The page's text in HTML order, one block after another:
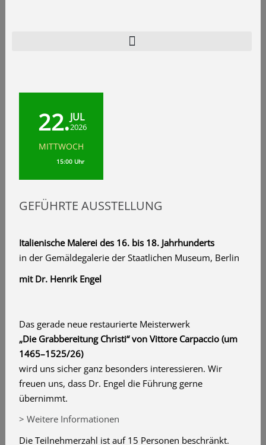
22.JUL
2026
MITTWOCH
15:00 Uhr
GEFÜHRTE AUSSTELLUNG
Italienische Malerei des 16. bis 18. Jahrhunderts
in der Gemäldegalerie der Staatlichen Museum, Berlin
mit Dr. Henrik Engel
Das gerade neue restaurierte Meisterwerk
„Die Grabbereitung Christi“ von Vittore Carpaccio (um
1465–1525/26)
wird uns sicher ganz besonders interessieren. Wir
freuen uns, dass Dr. Engel die Führung gerne
übernimmt.
> Weitere Informationen
Die Teilnehmerzahl ist auf 15 Personen beschränkt.